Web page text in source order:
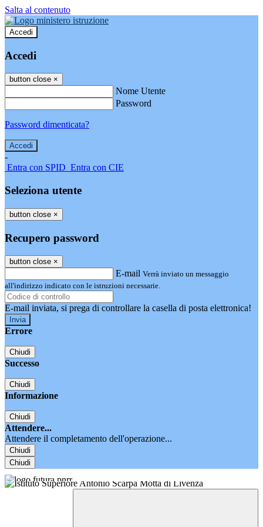
Salta al contenuto
Accedi
Accedi
button close ×
Nome Utente
Password
Password dimenticata?
-
Entra con SPID Entra con CIE
Seleziona utente
button close ×
Recupero password
button close ×
E-mail Verrà inviato un messaggio
all'indirizzo indicato con le istruzioni necessarie.
E-mail inviata, si prega di controllare la casella di posta elettronica!
Errore
Chiudi
Successo
Chiudi
Informazione
Chiudi
Attendere...
Attendere il completamento dell'operazione...
Chiudi
Chiudi